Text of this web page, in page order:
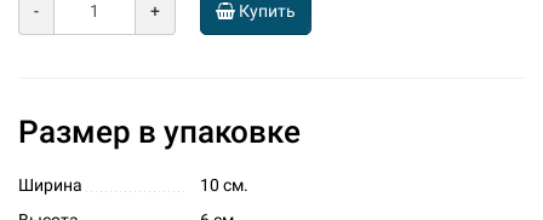
- + Купить
Размер в упаковке
Ширина
10 см.